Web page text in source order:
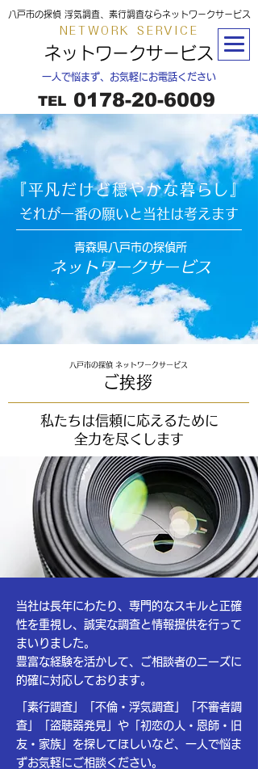
八戸市の探偵 浮気調査、素行調査ならネットワークサービス
NETWORK SERVICE
ネットワークサービス
​一人で悩まず、お気軽にお電話ください
0178-20-6009
TEL
『​平凡だけど穏やかな暮らし』
​それが一番の願いと当社は考えます
青森県八戸市の探偵所
ネットワークサービス
八戸市の探偵 ネットワークサービス
​ご挨拶
私たちは信頼に応えるために
全力を尽くします
当社は長年にわたり、専門的なスキルと正確
性を重視し、誠実な調査と情報提供を行って
まいりました。
豊富な経験を活かして、ご相談者のニーズに
的確に対応しております。
「素行調査」「不倫・浮気調査」「不審者調
査」「盗聴器発見」や「初恋の人・恩師・旧
友・家族」を探してほしいなど、一人で悩ま
ずお気軽にご相談ください。